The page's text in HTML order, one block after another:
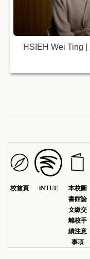
HSIEH Wei Ting
校首頁 iNTUE
本校圖
書館論
文繳交
離校手
續注意
事項